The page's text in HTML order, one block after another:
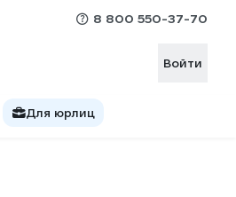
8 800 550-37-70
Войти
Для юрлиц